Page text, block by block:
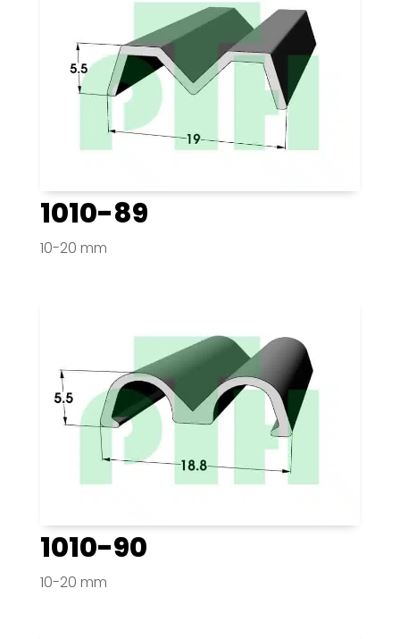
1010-89
10-20 mm
1010-90
10-20 mm